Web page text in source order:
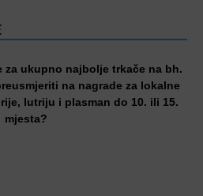
za ukupno najbolje trkače na bh.
na nagrade za lokalne
lutriju i plasman do 10. ili 15.
mjesta?